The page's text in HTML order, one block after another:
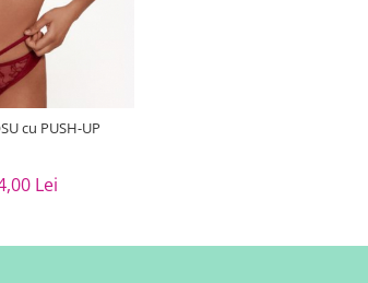
cu PUSH-UP
Lei